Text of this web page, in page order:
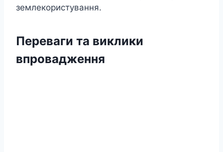
землекористування.
Переваги та виклики
впровадження